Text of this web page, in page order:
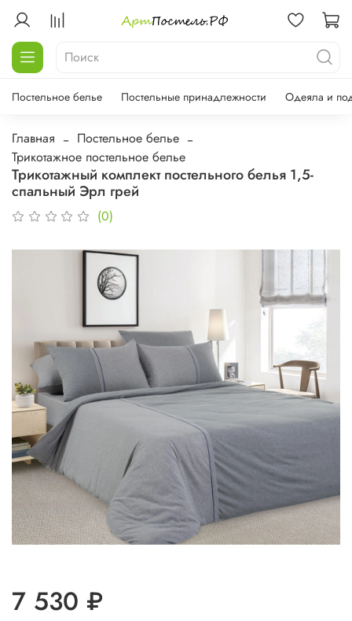
Постельное белье Постельные принадлежности Одеяла и
Главная
Постельное белье
Трикотажное постельное белье
Трикотажный комплект постельного белья 1,5-
спальный Эрл грей
(0)
7 530 ₽